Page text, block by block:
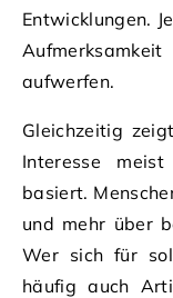
Entwicklungen.
aufwerfen.
Gleichzeitig
Interesse
basiert.
und mehr über
Wer sich für
häufig auch